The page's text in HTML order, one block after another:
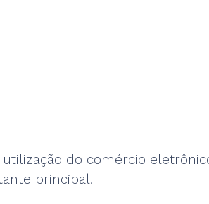
do comércio
principal.